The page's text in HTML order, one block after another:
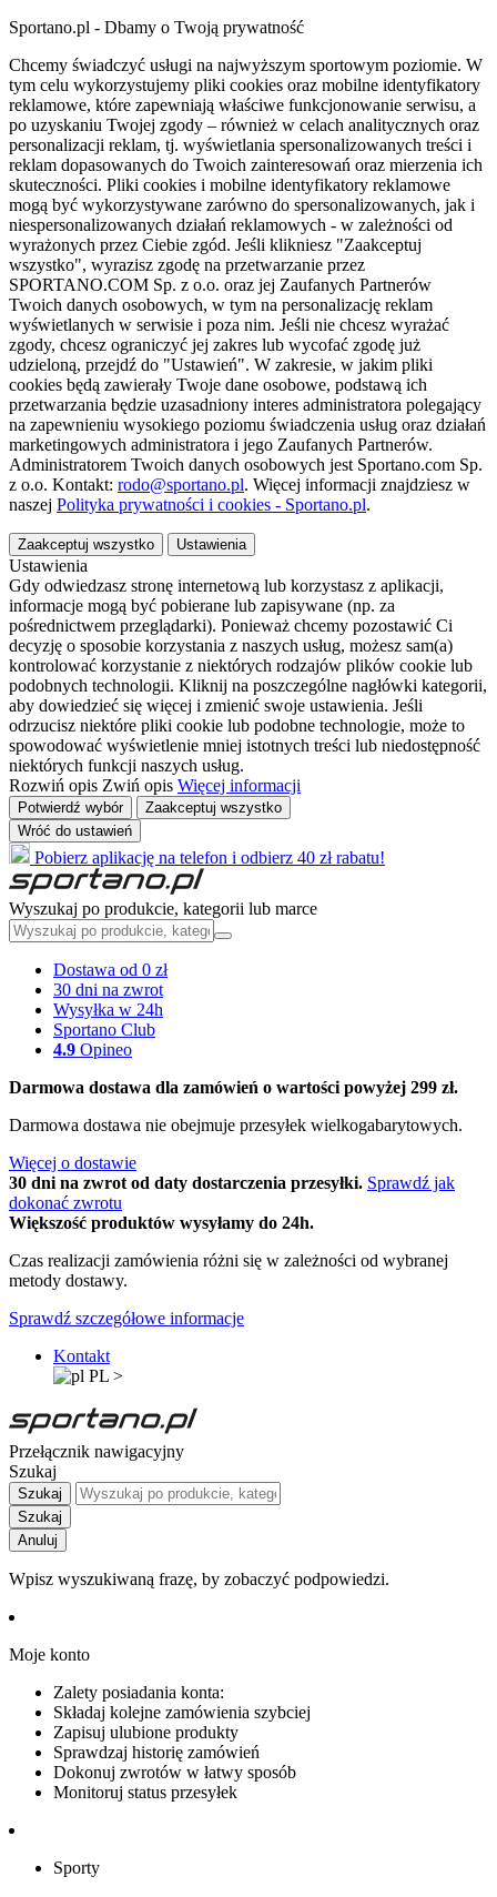
Sportano.pl - Dbamy o Twoją prywatność
Chcemy świadczyć usługi na najwyższym sportowym poziomie. W
tym celu wykorzystujemy pliki cookies oraz mobilne identyfikatory
reklamowe, które zapewniają właściwe funkcjonowanie serwisu, a
po uzyskaniu Twojej zgody – również w celach analitycznych oraz
personalizacji reklam, tj. wyświetlania spersonalizowanych treści i
reklam dopasowanych do Twoich zainteresowań oraz mierzenia ich
skuteczności. Pliki cookies i mobilne identyfikatory reklamowe
mogą być wykorzystywane zarówno do spersonalizowanych, jak i
niespersonalizowanych działań reklamowych - w zależności od
wyrażonych przez Ciebie zgód. Jeśli klikniesz "Zaakceptuj
wszystko", wyrazisz zgodę na przetwarzanie przez
SPORTANO.COM Sp. z o.o. oraz jej Zaufanych Partnerów
Twoich danych osobowych, w tym na personalizację reklam
wyświetlanych w serwisie i poza nim. Jeśli nie chcesz wyrażać
zgody, chcesz ograniczyć jej zakres lub wycofać zgodę już
udzieloną, przejdź do "Ustawień". W zakresie, w jakim pliki
cookies będą zawierały Twoje dane osobowe, podstawą ich
przetwarzania będzie uzasadniony interes administratora polegający
na zapewnieniu wysokiego poziomu świadczenia usług oraz działań
marketingowych administratora i jego Zaufanych Partnerów.
Administratorem Twoich danych osobowych jest Sportano.com Sp.
z o.o. Kontakt: rodo@sportano.pl. Więcej informacji znajdziesz w
naszej Polityka prywatności i cookies - Sportano.pl.
Zaakceptuj wszystko Ustawienia
Ustawienia
Gdy odwiedzasz stronę internetową lub korzystasz z aplikacji,
informacje mogą być pobierane lub zapisywane (np. za
pośrednictwem przeglądarki). Ponieważ chcemy pozostawić Ci
decyzję o sposobie korzystania z naszych usług, możesz sam(a)
kontrolować korzystanie z niektórych rodzajów plików cookie lub
podobnych technologii. Kliknij na poszczególne nagłówki kategorii,
aby dowiedzieć się więcej i zmienić swoje ustawienia. Jeśli
odrzucisz niektóre pliki cookie lub podobne technologie, może to
spowodować wyświetlenie mniej istotnych treści lub niedostępność
niektórych funkcji naszych usług.
Rozwiń opis Zwiń opis Więcej informacji
Potwierdź wybór
Zaakceptuj wszystko
Wróć do ustawień
Pobierz aplikację na telefon i odbierz 40 zł rabatu!
Wyszukaj po produkcie, kategorii lub marce
Dostawa od 0 zł
30 dni na zwrot
Wysyłka w 24h
Sportano Club
4.9 Opineo
Darmowa dostawa dla zamówień o wartości powyżej 299 zł.
Darmowa dostawa nie obejmuje przesyłek wielkogabarytowych.
Więcej o dostawie
30 dni na zwrot od daty dostarczenia przesyłki. Sprawdź jak
dokonać zwrotu
Większość produktów wysyłamy do 24h.
Czas realizacji zamówienia różni się w zależności od wybranej
metody dostawy.
Sprawdź szczegółowe informacje
Kontakt
PL >
Przełącznik nawigacyjny
Szukaj
Szukaj
Szukaj
Anuluj
Wpisz wyszukiwaną frazę, by zobaczyć podpowiedzi.
Moje konto
Zalety posiadania konta:
Składaj kolejne zamówienia szybciej
Zapisuj ulubione produkty
Sprawdzaj historię zamówień
Dokonuj zwrotów w łatwy sposób
Monitoruj status przesyłek
Sporty